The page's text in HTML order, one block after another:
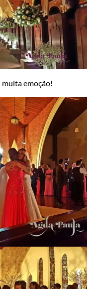
emoção!